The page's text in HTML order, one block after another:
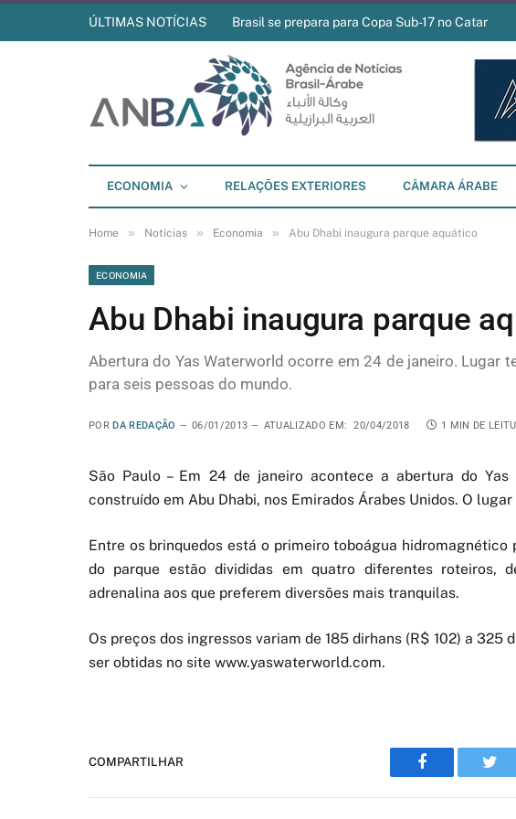
ÚLTIMAS NOTÍCIAS Brasil se prepara para Copa Sub-17 no Catar
ECONOMIA RELAÇÕES EXTERIORES CÂMARA ÁRABE
Home » Notícias » Economia » Abu Dhabi inaugura parque aquático
ECONOMIA
Abu Dhabi inaugura parque
Abertura do Yas Waterworld ocorre em 24 de janeiro. Lugar
para seis pessoas do mundo.
POR DA REDAÇÃO 06/01/2013 ATUALIZADO EM: 20/04/2018 1 MIN DE
São Paulo – Em 24 de janeiro acontece a abertura do
construído em Abu Dhabi, nos Emirados Árabes Unidos. O
Entre os brinquedos está o primeiro toboágua hidromagnético
do parque estão divididas em quatro diferentes roteiros,
adrenalina aos que preferem diversões mais tranquilas.
Os preços dos ingressos variam de 185 dirhans (R$ 102) a 325
ser obtidas no site www.yaswaterworld.com.
COMPARTILHAR
Facebook